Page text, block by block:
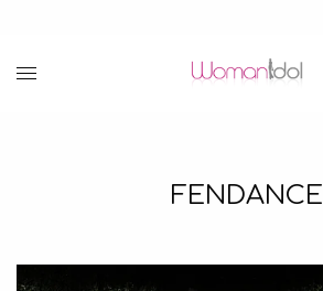
FENDANCE